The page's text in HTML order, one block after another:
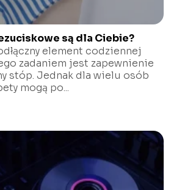
są dla Ciebie?
element codziennej
zadaniem jest zapewnienie
stóp. Jednak dla wielu osób
mogą po...